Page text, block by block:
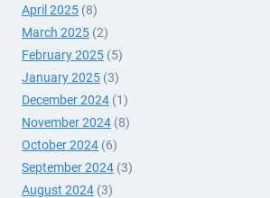
April 2025 (8)
March 2025 (2)
February 2025 (5)
January 2025 (3)
December 2024 (1)
November 2024 (8)
October 2024 (6)
September 2024 (3)
August 2024 (3)